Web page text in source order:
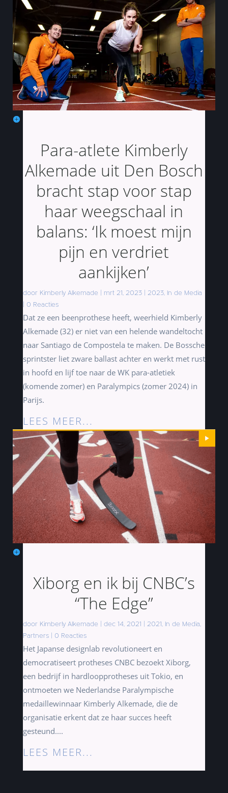
Para-atlete Kimberly
Alkemade uit Den Bosch
bracht stap voor stap
haar weegschaal in
balans: ‘Ik moest mijn
pijn en verdriet
aankijken’
door Kimberly Alkemade mrt 21, 2023| 2023, In de Media
0 Reacties
Dat ze een beenprothese heeft, weerhield Kimberly
Alkemade (32) er niet van een helende wandeltocht
naar Santiago de Compostela te maken. De Bossche
sprintster liet zware ballast achter en werkt met rust
in hoofd en lijf toe naar de WK para-atletiek
(komende zomer) en Paralympics(zomer 2024) in
Parijs.
LEES MEER...
Xiborg en ik bij CNBC’s
“The Edge”
door Kimberly Alkemade dec 14, 2021 2021, In de Media,
Partners| 0 Reacties
Het Japanse designlab revolutioneert en
democratiseert protheses CNBC bezoekt Xiborg,
een bedrijf in hardloopprotheses uit Tokio, en
ontmoeten we Nederlandse Paralympische
medaillewinnaar Kimberly Alkemade, die de
organisatie erkent dat ze haar succes heeft
gesteund....
LEES MEER...